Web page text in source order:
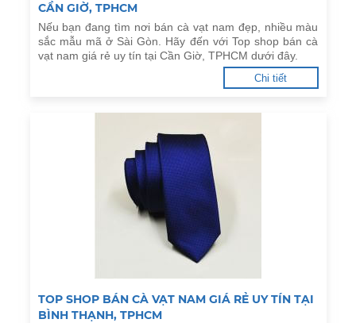
CẦN GIỜ, TPHCM
Nếu bạn đang tìm nơi bán cà vạt nam đẹp, nhiều màu
sắc mẫu mã ở Sài Gòn. Hãy đến với Top shop bán cà
vạt nam giá rẻ uy tín tại Cần Giờ, TPHCM dưới đây.
Chi tiết
TOP SHOP BÁN CÀ VẠT NAM GIÁ RẺ UY TÍN TẠI
BÌNH THẠNH, TPHCM